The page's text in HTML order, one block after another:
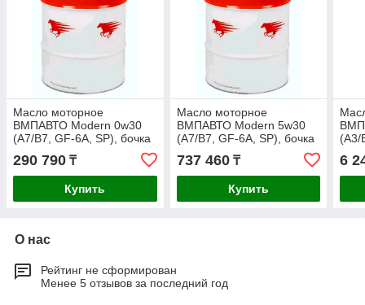
Масло моторное
ВМПАВТО Modern 0w30
(А7/B7, GF-6A, SP), бочка
290 790 ₸
Купить
Масло моторное
ВМПАВТО Modern 5w30
(A7/B7, GF-6A, SP), бочка
737 460₸
Купить
(A3/
6
О нас
Рейтинг не сформирован
Менее 5 отзывов за последний год